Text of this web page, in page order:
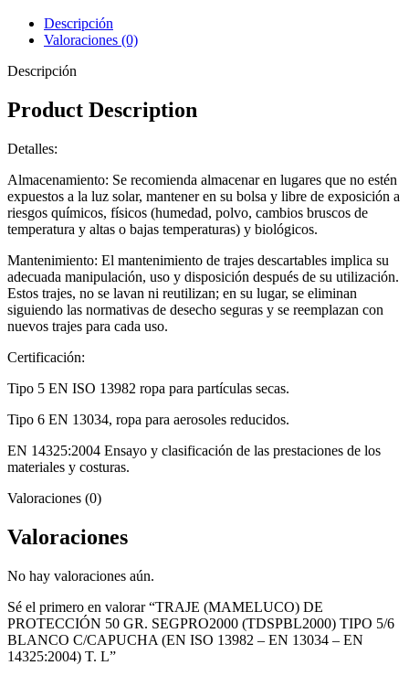
Descripción
Valoraciones (0)
Descripción
Product Description
Detalles:
Almacenamiento: Se recomienda almacenar en lugares que no estén
expuestos a la luz solar, mantener en su bolsa y libre de exposición a
riesgos químicos, físicos (humedad, polvo, cambios bruscos de
temperatura y altas o bajas temperaturas) y biológicos.
Mantenimiento: El mantenimiento de trajes descartables implica su
adecuada manipulación, uso y disposición después de su utilización.
Estos trajes, no se lavan ni reutilizan; en su lugar, se eliminan
siguiendo las normativas de desecho seguras y se reemplazan con
nuevos trajes para cada uso.
Certificación:
Tipo 5 EN ISO 13982 ropa para partículas secas.
Tipo 6 EN 13034, ropa para aerosoles reducidos.
EN 14325:2004 Ensayo y clasificación de las prestaciones de los
materiales y costuras.
Valoraciones (0)
Valoraciones
No hay valoraciones aún.
Sé el primero en valorar “TRAJE (MAMELUCO) DE
PROTECCIÓN 50 GR. SEGPRO2000 (TDSPBL2000) TIPO 5/6
BLANCO C/CAPUCHA (EN ISO 13982 – EN 13034 – EN
14325:2004) T. L”